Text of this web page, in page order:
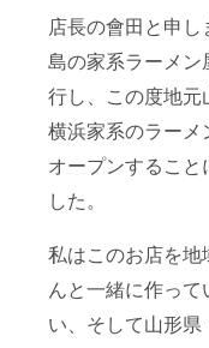
店長の會田と申し
島の家系ラーメン
行し、この度地元
横浜家系のラーメ
オープンすること
した。
私はこのお店を地
んと一緒に作って
い、そして山形県